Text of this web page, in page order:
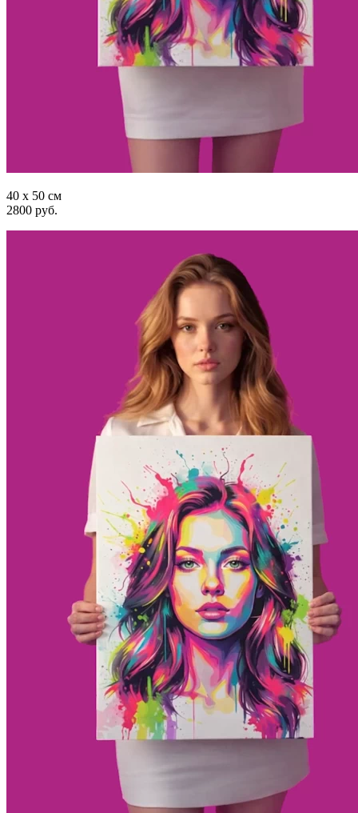
40 x 50 см
2800 руб.